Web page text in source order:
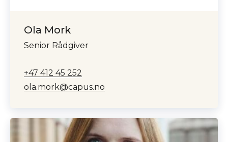
Ola Mork
Senior Rådgiver
+47 412 45 252
ola.mork@capus.no